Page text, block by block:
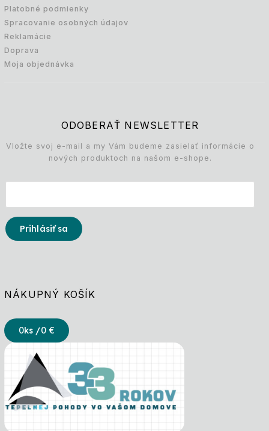
Platobné podmienky
Spracovanie osobných údajov
Reklamácie
Doprava
Moja objednávka
ODOBERAŤ NEWSLETTER
Vložte svoj e-mail a my Vám budeme zasielať informácie o
nových produktoch na našom e-shope.
Prihlásiť sa
NÁKUPNÝ KOŠÍK
0ks /0 €